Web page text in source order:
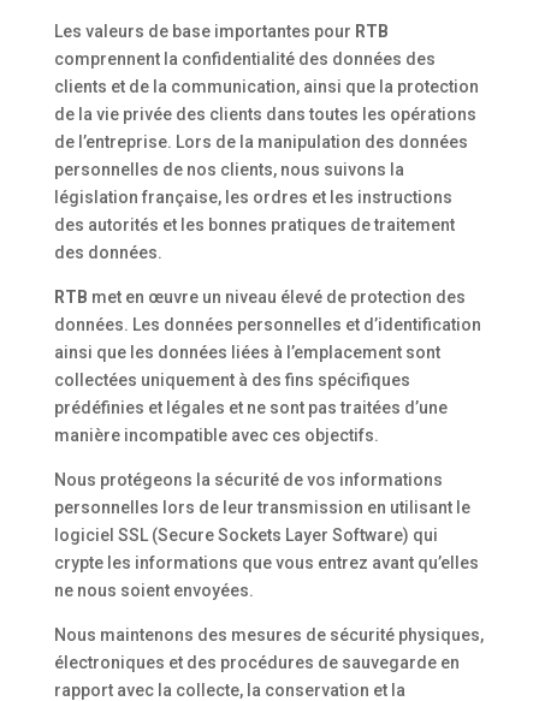
Les valeurs de base importantes pour RTB
comprennent la confidentialité des données des
clients et de la communication, ainsi que la protection
de la vie privée des clients dans toutes les opérations
de l’entreprise. Lors de la manipulation des données
personnelles de nos clients, nous suivons la
législation française, les ordres et les instructions
des autorités et les bonnes pratiques de traitement
des données.
RTB met en œuvre un niveau élevé de protection des
données. Les données personnelles et d’identification
ainsi que les données liées à l’emplacement sont
collectées uniquement à des fins spécifiques
prédéfinies et légales et ne sont pas traitées d’une
manière incompatible avec ces objectifs.
Nous protégeons la sécurité de vos informations
personnelles lors de leur transmission en utilisant le
logiciel SSL (Secure Sockets Layer Software) qui
crypte les informations que vous entrez avant qu’elles
ne nous soient envoyées.
Nous maintenons des mesures de sécurité physiques,
électroniques et des procédures de sauvegarde en
rapport avec la collecte, la conservation et la